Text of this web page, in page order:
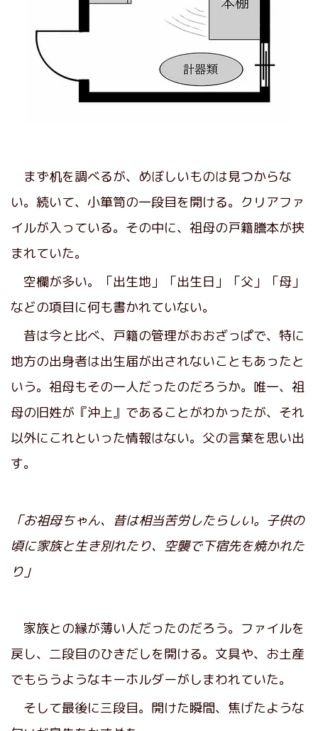
まず机を調べるが、めぼしいものは見つからな
い。続いて、小箪笥の一段目を開ける。クリアファ
イルが入っている。その中に、祖母の戸籍謄本が挟
まれていた。
空欄が多い。「出生地」「出生日」「父」「母」
などの項目に何も書かれていない。
昔は今と比べ、戸籍の管理がおおざっぱで、特に
地方の出身者は出生届が出されないこともあったと
いう。祖母もその一人だったのだろうか。唯一、祖
母の旧姓が『沖上』であることがわかったが、それ
以外にこれといった情報はない。父の言葉を思い出
す。
「お祖母ちゃん、昔は相当苦労したらしい。子供の
頃に家族と生き別れたり、空襲で下宿先を焼かれた
り」
家族との縁が薄い人だったのだろう。ファイルを
戻し、二段目のひきだしを開ける。文具や、お土産
でもらうようなキーホルダーがしまわれていた。
そして最後に三段目。開けた瞬間、焦げたような